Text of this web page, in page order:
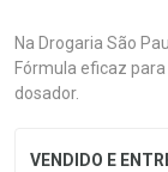
Na Drogaria São
Fórmula eficaz
dosador.